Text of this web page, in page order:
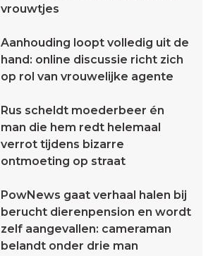
vrouwtjes
Aanhouding loopt volledig uit de
hand: online discussie richt zich
op rol van vrouwelijke agente
Rus scheldt moederbeer én
man die hem redt helemaal
verrot tijdens bizarre
ontmoeting op straat
PowNews gaat verhaal halen bij
berucht dierenpension en wordt
zelf aangevallen: cameraman
belandt onder drie man